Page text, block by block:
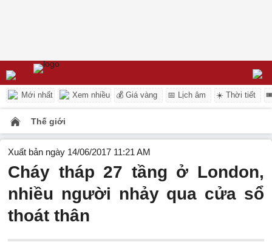
Mới nhất Xem nhiều 💰 Giá vàng 📅 Lịch âm ☀️ Thời tiết
Thế giới
Xuất bản ngày 14/06/2017 11:21 AM
Cháy tháp 27 tầng ở London,
nhiều người nhảy qua cửa sổ
thoát thân